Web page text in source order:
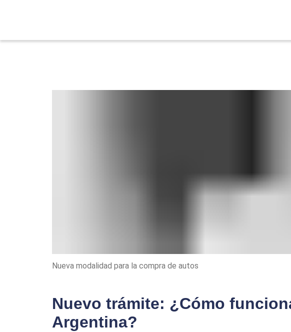
Nueva modalidad para la compra de autos
Nuevo trámite: ¿Cómo
Argentina?